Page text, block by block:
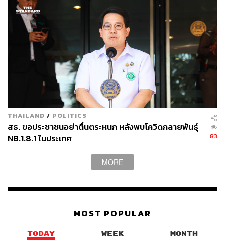
THAILAND / POLITICS
สธ. ขอประชาชนอย่าตื่นตระหนก หลังพบโควิดกลายพันธุ์
NB.1.8.1 ในประเทศ
83
MORE
MOST POPULAR
TODAY WEEK MONTH